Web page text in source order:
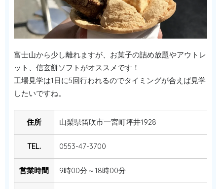
富士山から少し離れますが、お菓子の詰め放題やアウトレ
ット、信玄餅ソフトがオススメです！
工場見学は1日に5回行われるのでタイミングが合えば見学
したいですね。
住所 山梨県笛吹市一宮町坪井1928
TEL. 0553-47-3700
営業時間 9時00分～18時00分